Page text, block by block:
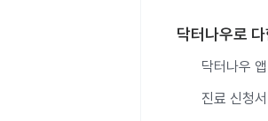
닥터나우로
닥터나우
진료 신청